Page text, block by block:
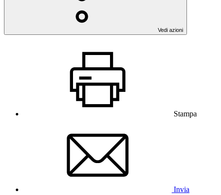
Vedi azioni
Stampa
Invia